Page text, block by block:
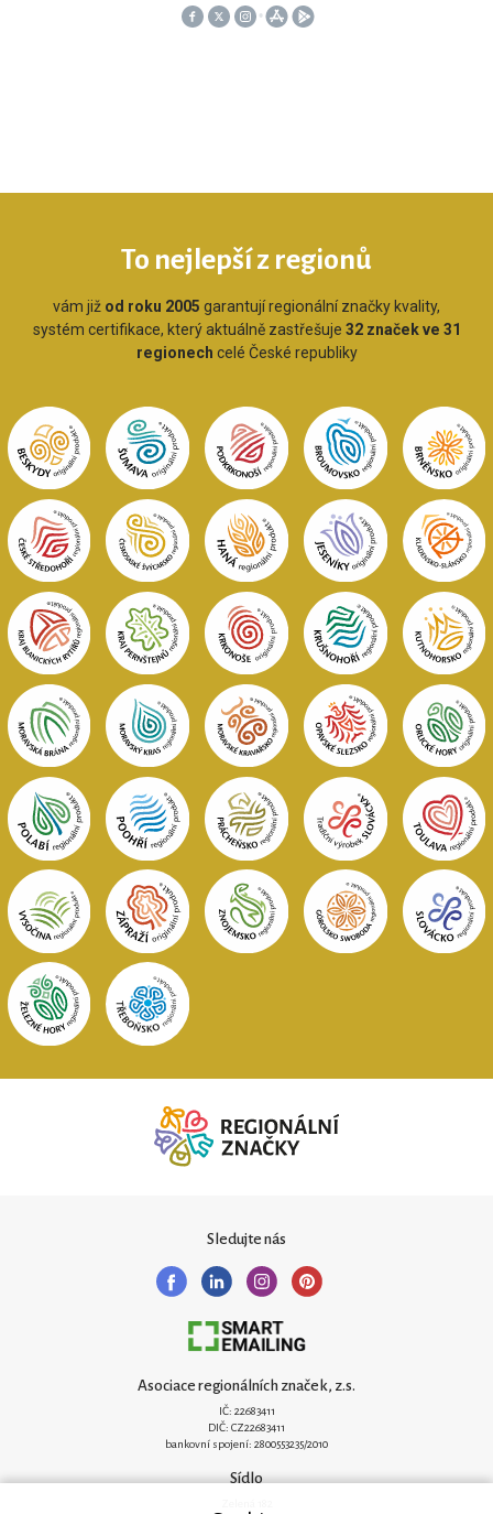
To nejlepší z regionů
vám již od roku 2005 garantují regionální značky kvality,
systém certifikace, který aktuálně zastřešuje 32 značek ve 31
regionech celé České republiky
Sledujte nás
Asociace regionálních značek, z.s.
IČ: 22683411
DIČ: CZ22683411
bankovní spojení: 2800553235/2010
Sídlo